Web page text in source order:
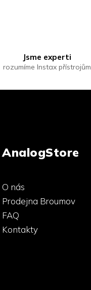
Jsme experti
rozumíme Instax přístrojům
AnalogStore
O nás
Prodejna Broumov
FAQ
Kontakty